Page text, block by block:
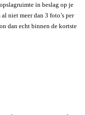
in beslag op je
niet meer dan 3 foto’s per
dan echt binnen de kortste